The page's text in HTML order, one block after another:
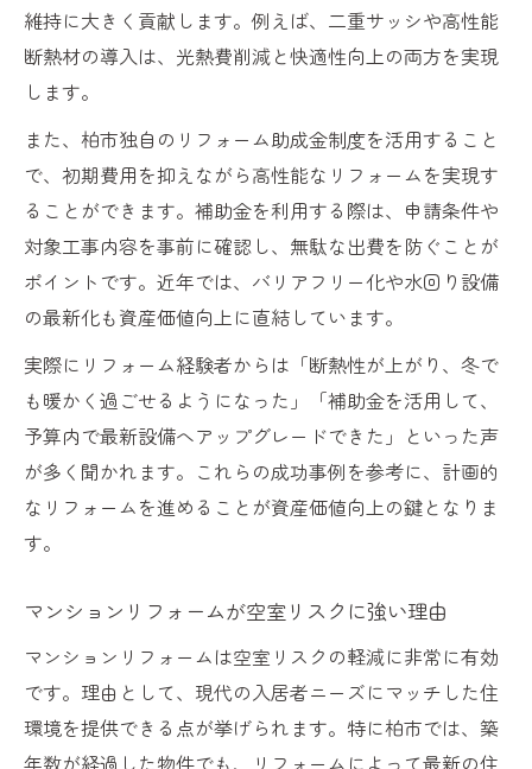
維持に大きく貢献します。例えば、二重サッシや高性能
断熱材の導入は、光熱費削減と快適性向上の両方を実現
します。
また、柏市独自のリフォーム助成金制度を活用すること
で、初期費用を抑えながら高性能なリフォームを実現す
ることができます。補助金を利用する際は、申請条件や
対象工事内容を事前に確認し、無駄な出費を防ぐことが
ポイントです。近年では、バリアフリー化や水回り設備
の最新化も資産価値向上に直結しています。
実際にリフォーム経験者からは「断熱性が上がり、冬で
も暖かく過ごせるようになった」「補助金を活用して、
予算内で最新設備へアップグレードできた」といった声
が多く聞かれます。これらの成功事例を参考に、計画的
なリフォームを進めることが資産価値向上の鍵となりま
す。
マンションリフォームが空室リスクに強い理由
マンションリフォームは空室リスクの軽減に非常に有効
です。理由として、現代の入居者ニーズにマッチした住
環境を提供できる点が挙げられます。特に柏市では、築
年数が経過した物件でも、リフォームによって最新の住